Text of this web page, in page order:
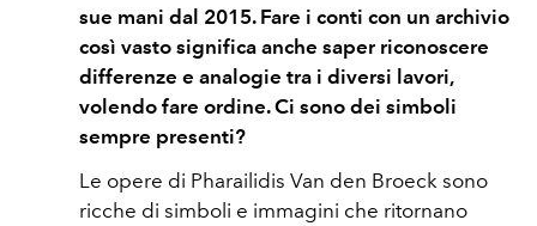
sue mani dal 2015. Fare i conti con un archivio
così vasto significa anche saper riconoscere
differenze e analogie tra i diversi lavori,
volendo fare ordine. Ci sono dei simboli
sempre presenti?
Le opere di Pharailidis Van den Broeck sono
ricche di simboli e immagini che ritornano